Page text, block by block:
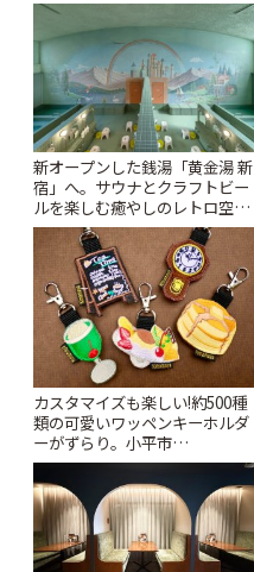
新オープンした銭湯「黄金湯 新
宿」へ。サウナとクラフトビー
ルを楽しむ癒やしのレトロ空間
| ことりっぷ
カスタマイズも楽しい!約500種
類の可愛いワッペンキーホルダ
ーがずらり。小平市
「Kimamaya T&K」 | ことりっ
ぷ